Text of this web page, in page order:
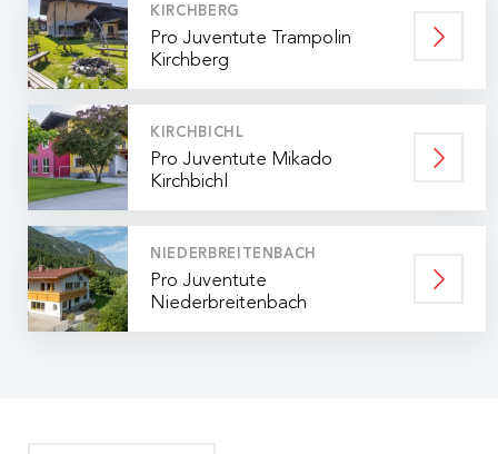
KIRCHBERG
Pro Juventute Trampolin
Kirchberg
KIRCHBICHL
Pro Juventute Mikado
Kirchbichl
NIEDERBREITENBACH
Pro Juventute
Niederbreitenbach